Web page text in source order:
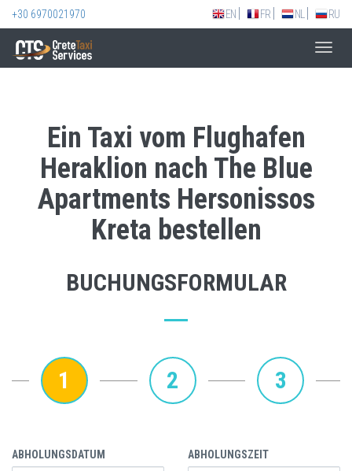
+30 6970021970 EN FR NL RU
Ein Taxi vom Flughafen
Heraklion nach The Blue
Apartments Hersonissos
Kreta bestellen
BUCHUNGSFORMULAR
1 2 3
ABHOLUNGSDATUM ABHOLUNGSZEIT